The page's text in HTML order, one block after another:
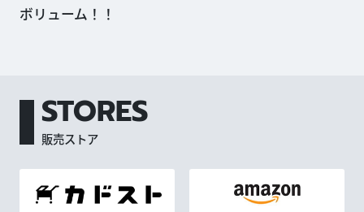
ボリューム！！
STORES
販売ストア